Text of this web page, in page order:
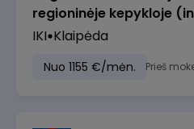
regioninėje kepykloje
IKI Klaipėda
Nuo 1155 €/mėn. Prieš